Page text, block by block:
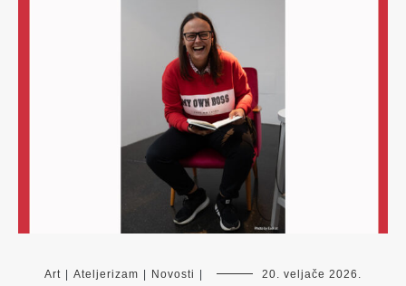
Art Ateljerizam Novosti 20. veljače 2026.